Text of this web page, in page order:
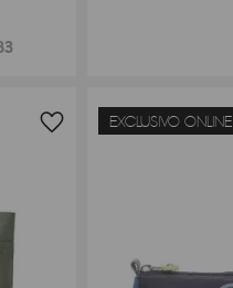
EXCLUSIVO ONLINE